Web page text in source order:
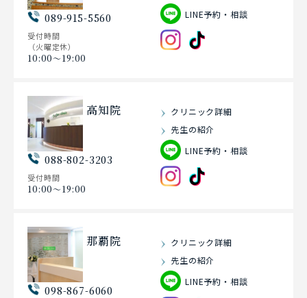
089-915-5560
受付時間
（火曜定休）
10:00〜19:00
LINE予約・相談
高知院
088-802-3203
受付時間
10:00〜19:00
クリニック詳細
先生の紹介
LINE予約・相談
那覇院
098-867-6060
クリニック詳細
先生の紹介
LINE予約・相談